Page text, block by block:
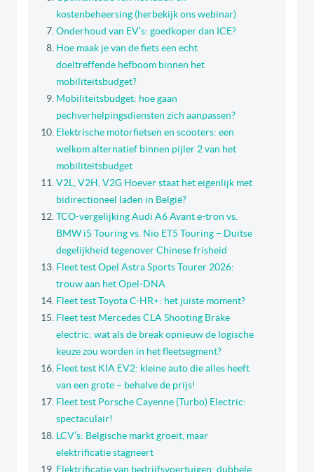
kostenbeheersing (herbekijk ons webinar)
Onderhoud van EV’s: goedkoper dan ICE?
Hoe maak je van de fiets een echt
doeltreffende hefboom binnen het
mobiliteitsbudget?
Mobiliteitsbudget: hoe gaan
pechverhelpingsdiensten zich aanpassen?
Elektrische motorfietsen en scooters: een
welkom alternatief binnen pijler 2 van het
mobiliteitsbudget
V2L, V2H, V2G Hoever staat het eigenlijk met
bidirectioneel laden in België?
TCO-vergelijking Audi A6 Avant e-tron vs.
BMW i5 Touring vs. Nio ET5 Touring – Duitse
degelijkheid tegenover Chinese frisheid
Fleet test Opel Astra Sports Tourer 2026:
trouw aan het Opel-DNA
Fleet test Toyota C-HR+: het juiste moment?
Fleet test Mercedes CLA Shooting Brake
electric: wat als de break opnieuw de logische
keuze zou worden in het fleetsegment?
Fleet test KIA EV2: kleine auto die alles heeft
van een grote – behalve de prijs!
Fleet test Porsche Cayenne (Turbo) Electric:
spectaculair!
LCV’s: Belgische markt groeit, maar
elektrificatie stagneert
Elektrificatie van bedrijfsvoertuigen: dubbele